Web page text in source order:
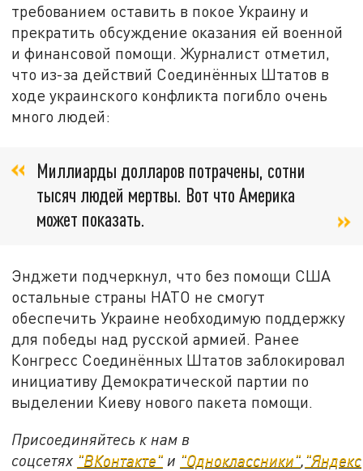
требованием оставить в покое Украину и
прекратить обсуждение оказания ей военной
и финансовой помощи. Журналист отметил,
что из-за действий Соединённых Штатов в
ходе украинского конфликта погибло очень
много людей:
Миллиарды долларов потрачены, сотни
тысяч людей мертвы. Вот что Америка
может показать.
Энджети подчеркнул, что без помощи США
остальные страны НАТО не смогут
обеспечить Украине необходимую поддержку
для победы над русской армией. Ранее
Конгресс Соединённых Штатов заблокировал
инициативу Демократической партии по
выделении Киеву нового пакета помощи.
Присоединяйтесь к нам в
соцсетях "ВКонтакте" и "Одноклассники", "Яндекс